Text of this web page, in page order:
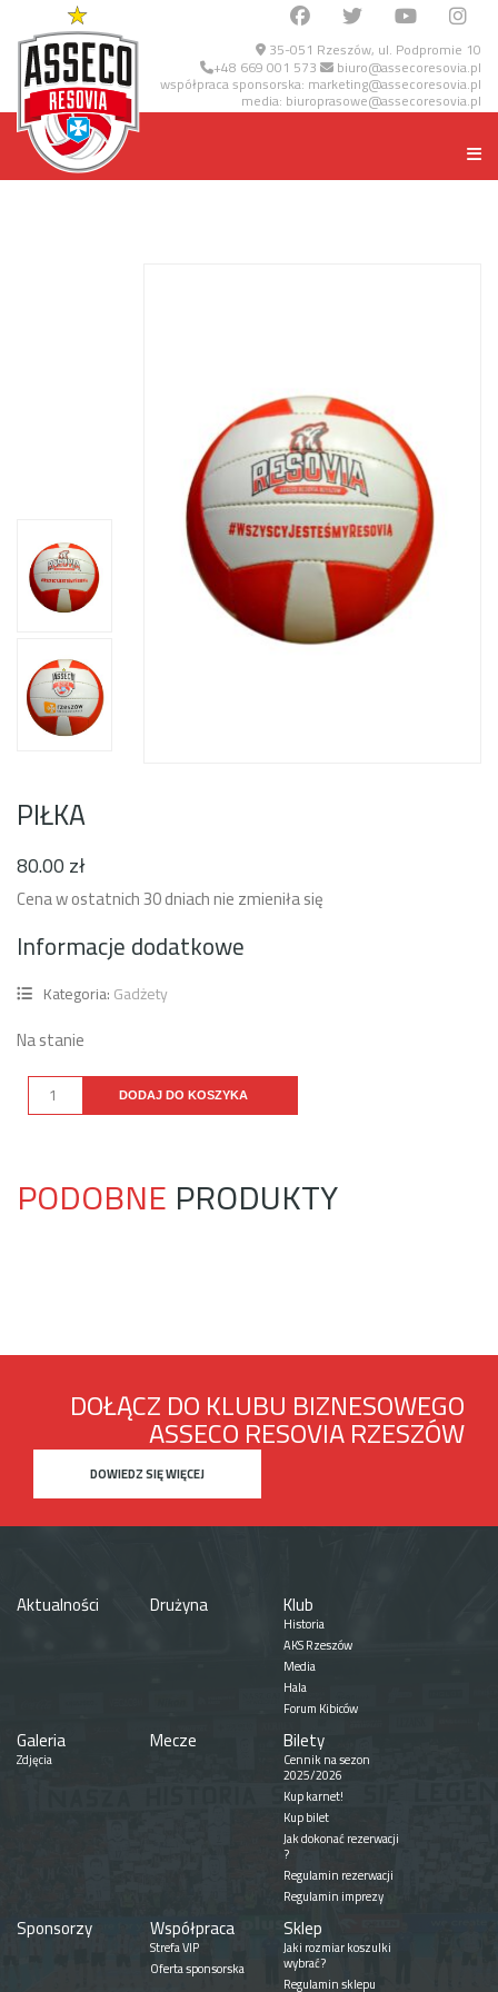
35-051 Rzeszów, ul. Podpromie 10
+48 669 001 573 biuro@assecoresovia.pl
współpraca sponsorska: marketing@assecoresovia.pl
media: biuroprasowe@assecoresovia.pl
PIŁKA
80.00zł
Cena w ostatnich 30 dniach nie zmieniła się
Informacje dodatkowe
Kategoria:Gadżety
Na stanie
DODAJ DO KOSZYKA
PODOBNEPRODUKTY
DOŁĄCZ DO KLUBU BIZNESOWEGO
ASSECO RESOVIA RZESZÓW
DOWIEDZ SIĘ WIĘCEJ
Aktualności Drużyna Klub
Historia
AKS Rzeszów
Media
Hala
Forum Kibiców
Galeria
Zdjęcia
Mecze Bilety
Cennik na sezon
2025/2026
Kup karnet!
Kup bilet
Jak dokonać rezerwacji
?
Regulamin rezerwacji
Regulamin imprezy
Sponsorzy Współpraca
Strefa VIP
Oferta sponsorska
Sklep
Jaki rozmiar koszulki
wybrać?
Regulamin sklepu